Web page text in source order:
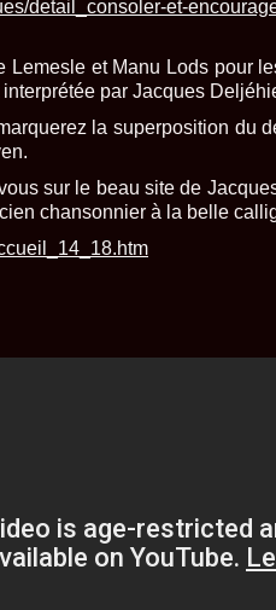
detail_consoler-et-
Lemesle et Manu Lods pour
par Jacques
la superposition du
sur le beau site de
chansonnier à la belle